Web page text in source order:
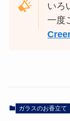
いろ
一度
ガラスのお香立て